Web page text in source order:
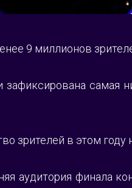
9 миллионов
зафиксирована самая
зрителей в этом
аудитория финала